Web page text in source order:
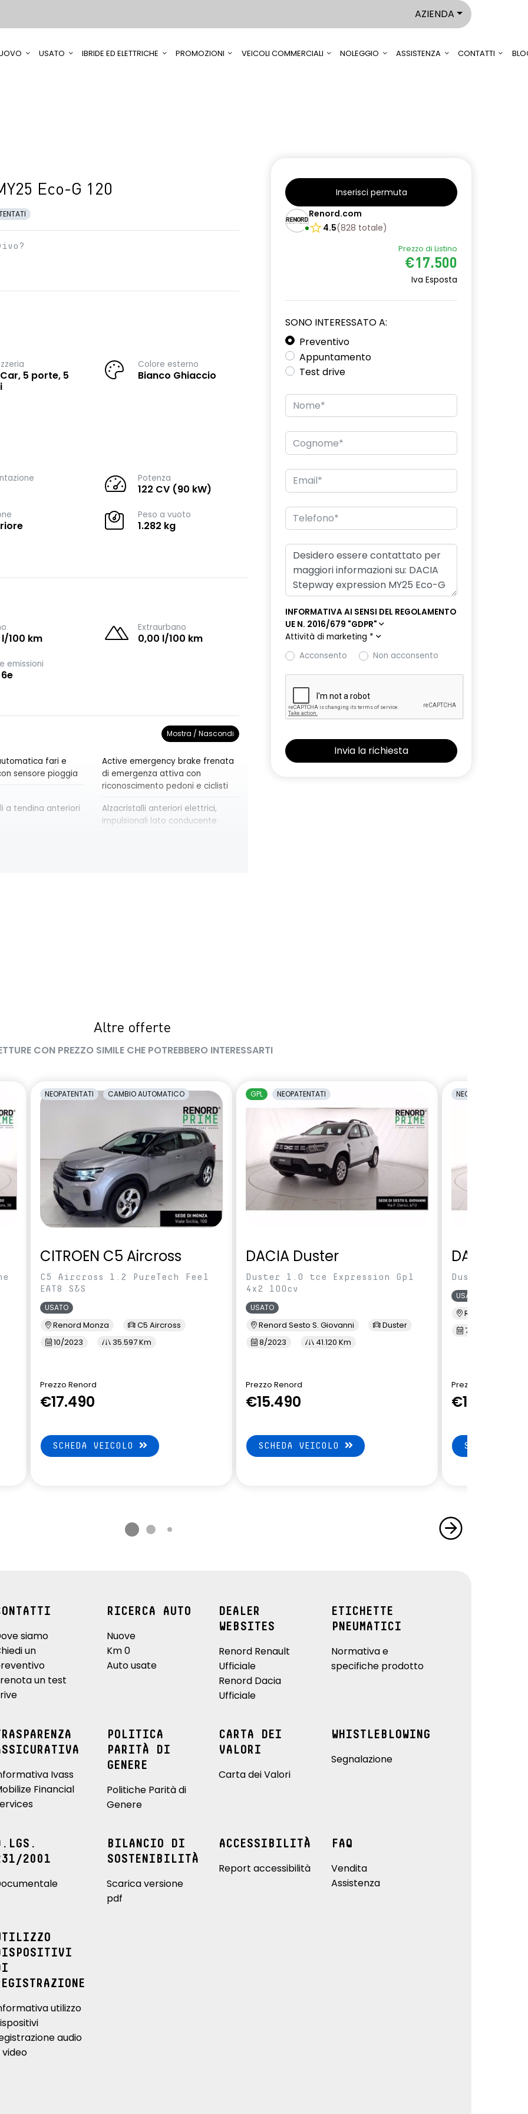
AZIENDA
USATO IBRIDE ED ELETTRICHE PROMOZIONI VEICOLI COMMERCIALI NOLEGGIO ASSISTENZA CONTATTI
Eco-G 120
5 porte, 5
Colore esterno
Bianco Ghiaccio
Potenza
122 CV (90 kW)
Peso a vuoto
1.282 kg
100 km
Extraurbano
0,00 l/100 km
emissioni
Mostra / Nascondi
fari e
sensore pioggia
Active emergency brake frenata
di emergenza attiva con
riconoscimento pedoni e ciclisti
a tendina anteriori
Alzacristalli anteriori elettrici,
impulsionali lato conducente
con
Retrovisori esterni in tinta
regolabile in
Sedili con sistema isofix
posteriori
stato di
Videocamera posteriore
in altezza e
Voltante multifunzione
Inserisci permuta
Renord.com
4.5(828 totale)
Prezzo di Listino
€17.500
Iva Esposta
SONO INTERESSATO A:
Preventivo
Appuntamento
Test drive
INFORMATIVA AI SENSI DEL REGOLAMENTO
UE N. 2016/679 "GDPR"
Attività di marketing *
Acconsento
Non acconsento
Altre offerte
CON PREZZO SIMILE CHE POTREBBERO INTERESSARTI
NEOPATENTATI CAMBIO AUTOMATICO
CITROEN C5 Aircross
C5 Aircross 1.2 PureTech Feel
EAT8 S&S
USATO
Renord Monza
C5 Aircross
10/2023
35.597 Km
Prezzo Renord
€17.490
SCHEDA VEICOLO
GPL NEOPATENTATI
DACIA Duster
Duster 1.0 tce Expression Gpl
4x2 100cv
USATO
Renord Sesto S. Giovanni
Duster
8/2023
41.120 Km
Prezzo Renord
€15.490
SCHEDA VEICOLO
NEOPATENTATI
DACIA
Duster 1.0
USATO
Renord MI
7/2023
Prezzo Renord
€14.900
SCHEDA
siamo
un
un test
RICERCA AUTO
Nuove
Km 0
Auto usate
DEALER
WEBSITES
Renord Renault
Ufficiale
Renord Dacia
Ufficiale
ETICHETTE
PNEUMATICI
Normativa e
specifiche prodotto
Ivass
Financial
POLITICA
PARITÀ DI
GENERE
Politiche Parità di
Genere
CARTA DEI
VALORI
Carta dei Valori
WHISTLEBLOWING
Segnalazione
2001
BILANCIO DI
SOSTENIBILITÀ
Scarica versione
pdf
ACCESSIBILITÀ
Report accessibilità
FAQ
Vendita
Assistenza
utilizzo
audio
video